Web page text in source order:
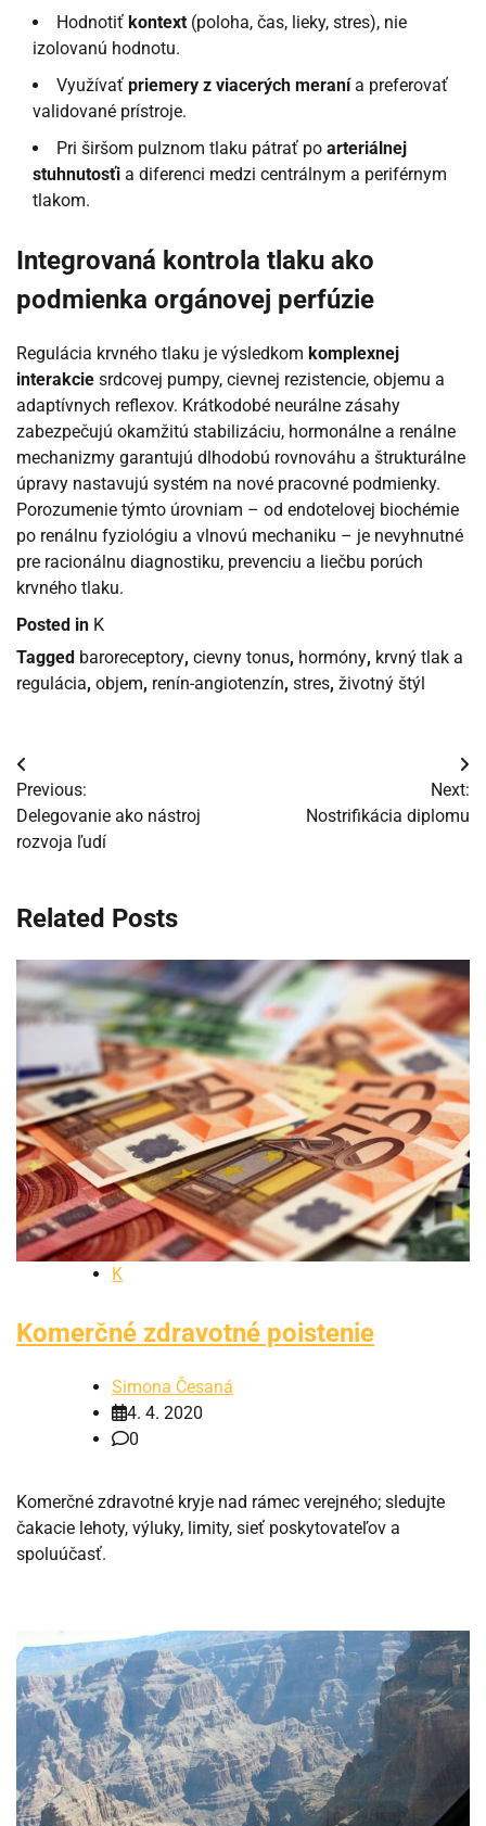
Hodnotiť kontext (poloha, čas, lieky, stres), nie
izolovanú hodnotu.
Využívať priemery z viacerých meranía preferovať
validované prístroje.
Pri širšom pulznom tlaku pátrať po arteriálnej
stuhnutosťi a diferenci medzi centrálnym a periférnym
tlakom.
Integrovaná kontrola tlaku ako
podmienka orgánovej perfúzie
Regulácia krvného tlaku je výsledkom komplexnej
interakcie srdcovej pumpy, cievnej rezistencie, objemu a
adaptívnych reflexov. Krátkodobé neurálne zásahy
zabezpečujú okamžitú stabilizáciu, hormonálne a renálne
mechanizmy garantujú dlhodobú rovnováhu a štrukturálne
úpravy nastavujú systém na nové pracovné podmienky.
Porozumenie týmto úrovniam – od endotelovej biochémie
po renálnu fyziológiu a vlnovú mechaniku – je nevyhnutné
pre racionálnu diagnostiku, prevenciu a liečbu porúch
krvného tlaku.
Posted in K
Tagged baroreceptory, cievny tonus, hormóny, krvný tlak a
regulácia, objem, renín-angiotenzín, stres, životný štýl
Navigácia
v
článku
Previous:
Delegovanie ako nástroj
rozvoja ľudí
Next:
Nostrifikácia diplomu
Related Posts
K
Komerčné zdravotné poistenie
Simona Česaná
4. 4. 2020
0
Komerčné zdravotné kryje nad rámec verejného; sledujte
čakacie lehoty, výluky, limity, sieť poskytovateľov a
spoluúčasť.